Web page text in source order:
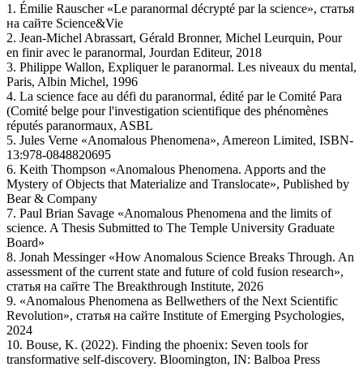
1. Émilie Rauscher «Le paranormal décrypté par la science», статья
на сайте Science&Vie
2. Jean-Michel Abrassart, Gérald Bronner, Michel Leurquin, Pour
en finir avec le paranormal, Jourdan Editeur, 2018
3. Philippe Wallon, Expliquer le paranormal. Les niveaux du mental,
Paris, Albin Michel, 1996
4. La science face au défi du paranormal, édité par le Comité Para
(Comité belge pour l'investigation scientifique des phénomènes
réputés paranormaux, ASBL
5. Jules Verne «Anomalous Phenomena», Amereon Limited, ISBN-
13:978-0848820695
6. Keith Thompson «Anomalous Phenomena. Apports and the
Mystery of Objects that Materialize and Translocate», Published by
Bear & Company
7. Paul Brian Savage «Anomalous Phenomena and the limits of
science. A Thesis Submitted to The Temple University Graduate
Board»
8. Jonah Messinger «How Anomalous Science Breaks Through. An
assessment of the current state and future of cold fusion research»,
статья на сайте The Breakthrough Institute, 2026
9. «Anomalous Phenomena as Bellwethers of the Next Scientific
Revolution», статья на сайте Institute of Emerging Psychologies,
2024
10. Bouse, K. (2022). Finding the phoenix: Seven tools for
transformative self-discovery. Bloomington, IN: Balboa Press